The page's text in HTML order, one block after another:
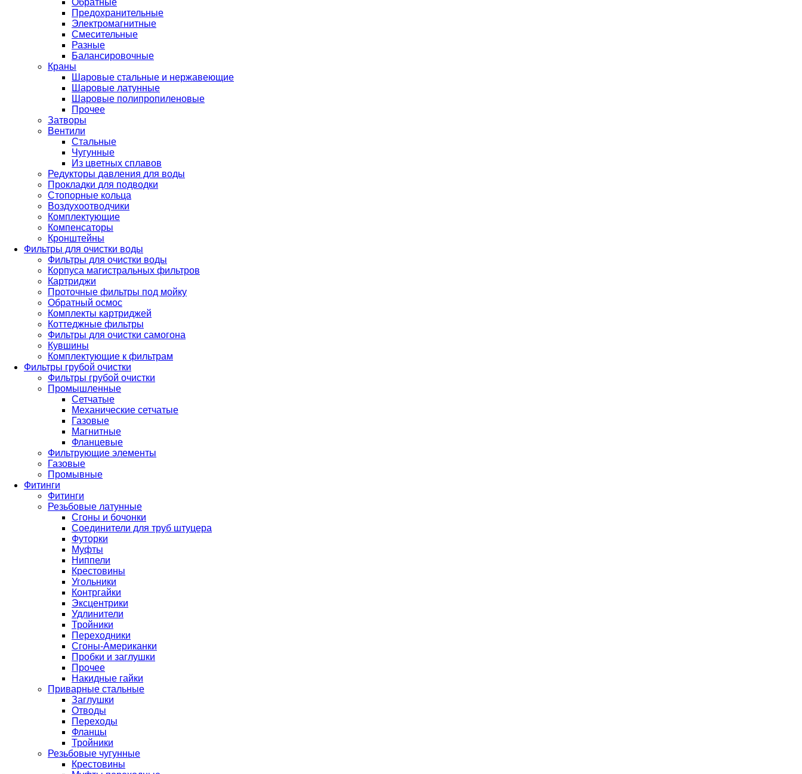
Обратные
Предохранительные
Электромагнитные
Смесительные
Разные
Балансировочные
Краны
Шаровые стальные и нержавеющие
Шаровые латунные
Шаровые полипропиленовые
Прочее
Затворы
Вентили
Стальные
Чугунные
Из цветных сплавов
Редукторы давления для воды
Прокладки для подводки
Стопорные кольца
Воздухоотводчики
Комплектующие
Компенсаторы
Кронштейны
Фильтры для очистки воды
Фильтры для очистки воды
Корпуса магистральных фильтров
Картриджи
Проточные фильтры под мойку
Обратный осмос
Комплекты картриджей
Коттеджные фильтры
Фильтры для очистки самогона
Кувшины
Комплектующие к фильтрам
Фильтры грубой очистки
Фильтры грубой очистки
Промышленные
Сетчатые
Механические сетчатые
Газовые
Магнитные
Фланцевые
Фильтрующие элементы
Газовые
Промывные
Фитинги
Фитинги
Резьбовые латунные
Сгоны и бочонки
Соединители для труб штуцера
Футорки
Муфты
Ниппели
Крестовины
Угольники
Контргайки
Эксцентрики
Удлинители
Тройники
Переходники
Сгоны-Американки
Пробки и заглушки
Прочее
Накидные гайки
Приварные стальные
Заглушки
Отводы
Переходы
Фланцы
Тройники
Резьбовые чугунные
Крестовины